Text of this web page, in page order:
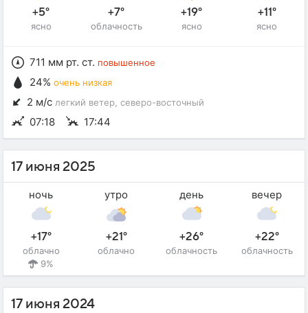
+5°
ясно
+7°
облачность
+19°
ясно
+11°
ясно
711 мм рт. ст. повышенное
24% очень низкая
2 м/с легкий ветер , северо-восточный
07:18 17:44
17 июня 2025
ночь
+17°
облачно
9%
утро
+21°
облачно
день
+26°
облачность
вечер
+22°
облачность
17 июня 2024